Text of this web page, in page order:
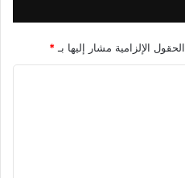
الحقول الإلزامية مشار إليها بـ*